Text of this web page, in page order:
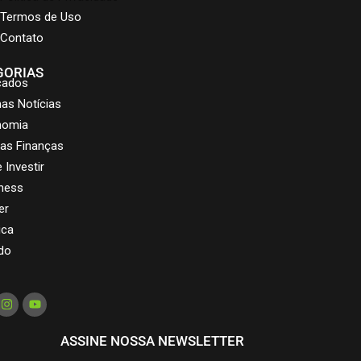
Termos de Uso
Contato
Notícias
Finanças
Investir
ASSINE NOSSA NEWSLETTER